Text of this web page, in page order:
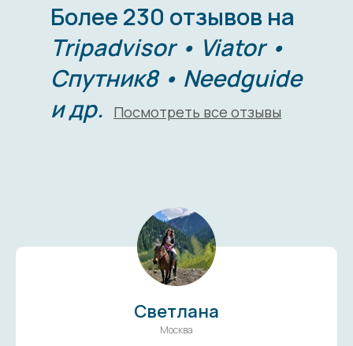
Более 230 отзывов на
Tripadvisor • Viator •
Спутник8 • Needguide
и др.
Посмотреть все отзывы
Светлана
Москва